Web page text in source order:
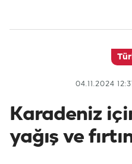
04.11.2024
Karadeniz
yağış ve